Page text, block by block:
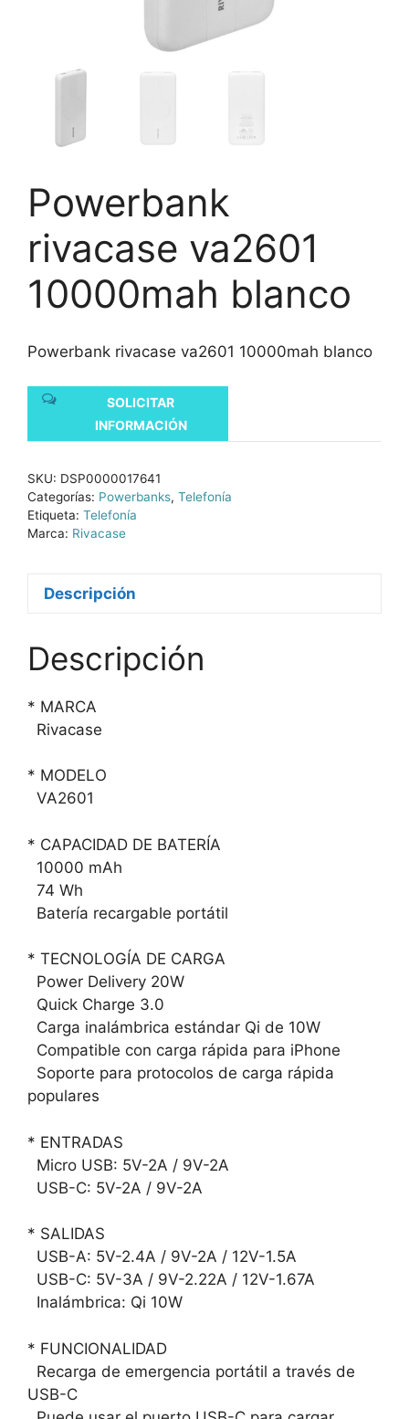
Powerbank
rivacase va2601
10000mah blanco
Powerbank rivacase va2601 10000mah blanco
SOLICITAR
INFORMACIÓN
SKU: DSP0000017641
Categorías: Powerbanks, Telefonía
Etiqueta: Telefonía
Marca: Rivacase
Descripción
Descripción
* MARCA
Rivacase
* MODELO
VA2601
* CAPACIDAD DE BATERÍA
10000 mAh
74 Wh
Batería recargable portátil
* TECNOLOGÍA DE CARGA
Power Delivery 20W
Quick Charge 3.0
Carga inalámbrica estándar Qi de 10W
Compatible con carga rápida para iPhone
Soporte para protocolos de carga rápida
populares
* ENTRADAS
Micro USB: 5V-2A / 9V-2A
USB-C: 5V-2A / 9V-2A
* SALIDAS
USB-A: 5V-2.4A / 9V-2A / 12V-1.5A
USB-C: 5V-3A / 9V-2.22A / 12V-1.67A
Inalámbrica: Qi 10W
* FUNCIONALIDAD
Recarga de emergencia portátil a través de
USB-C